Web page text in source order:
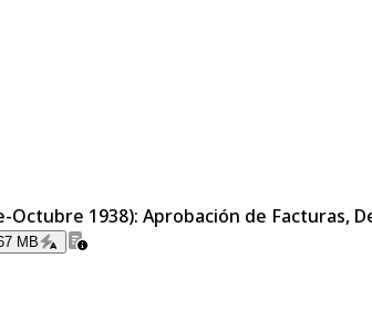
1938): Aprobación de Facturas,
MB